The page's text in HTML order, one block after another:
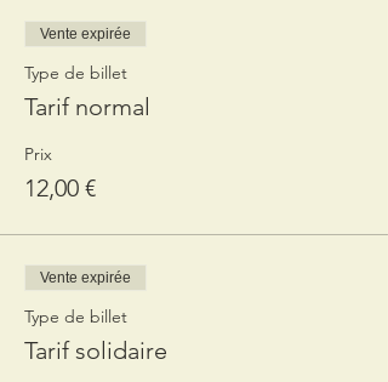
Vente expirée
Type de billet
Tarif normal
Prix
12,00 €
Vente expirée
Type de billet
Tarif solidaire